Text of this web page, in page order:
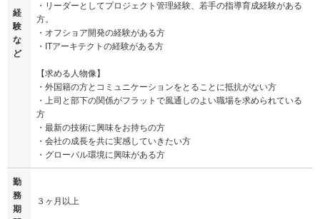
経
験
な
ど
・リーダーとしてプロジェクト管理経験、若手の指導育成経験がある
方。
・オフショア開発の経験がある方
・ITアーキテクトの経験がある方
【求める人物像】
・外国籍の方とコミュニケーションをとることに抵抗がない方
・上司と部下の関係がフラットで風通しのよい職場を求められている
方
・最新の技術に興味をお持ちの方
・会社の成長を共に実感していきたい方
・グローバル環境に興味がある方
勤
務
期
３ヶ月以上